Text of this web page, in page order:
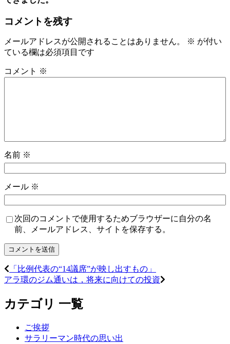
コメントを残す
メールアドレスが公開されることはありません。 ※ が付い
ている欄は必須項目です
コメント ※
名前 ※
メール ※
次回のコメントで使用するためブラウザーに自分の名
前、メールアドレス、サイトを保存する。
「比例代表の“14議席”が映し出すもの」
アラ環のジム通いは，将来に向けての投資
カテゴリ 一覧
ご挨拶
サラリーマン時代の思い出